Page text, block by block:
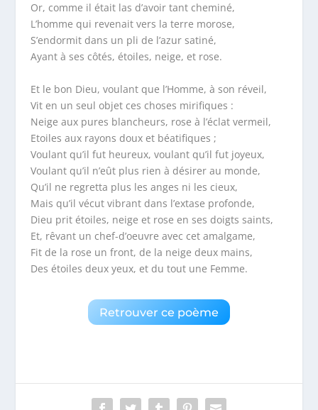
Or, comme il était las d’avoir tant cheminé,
L’homme qui revenait vers la terre morose,
S’endormit dans un pli de l’azur satiné,
Ayant à ses côtés, étoiles, neige, et rose.
Et le bon Dieu, voulant que l’Homme, à son réveil,
Vit en un seul objet ces choses mirifiques :
Neige aux pures blancheurs, rose à l’éclat vermeil,
Etoiles aux rayons doux et béatifiques ;
Voulant qu’il fut heureux, voulant qu’il fut joyeux,
Voulant qu’il n’eût plus rien à désirer au monde,
Qu’il ne regretta plus les anges ni les cieux,
Mais qu’il vécut vibrant dans l’extase profonde,
Dieu prit étoiles, neige et rose en ses doigts saints,
Et, rêvant un chef-d’oeuvre avec cet amalgame,
Fit de la rose un front, de la neige deux mains,
Des étoiles deux yeux, et du tout une Femme.
Retrouver ce poème